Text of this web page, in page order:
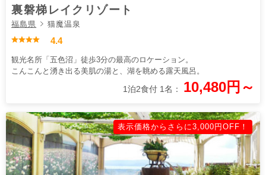
裏磐梯レイクリゾート
福島県 猫魔温泉
4.4
観光名所「五色沼」徒歩3分の最高のロケーション。
こんこんと湧き出る美肌の湯と、湖を眺める露天風呂。
1泊2食付 1名： 10,480円～
表示価格からさらに3,000円OFF！